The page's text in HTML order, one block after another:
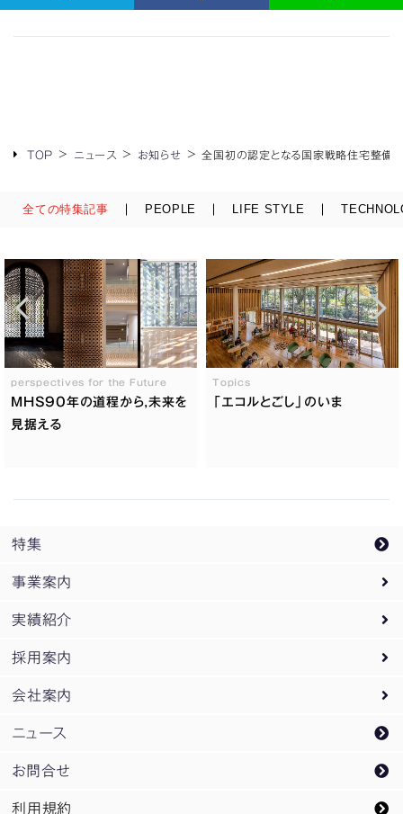
TOP ニュース お知らせ 全国初の認定となる国家戦略住宅整備
全ての特集記事 PEOPLE LIFE STYLE
perspectives for the Future
MHS90年の道程から,未来を
見据える
Topics
「エコルとごし」のいま
特集
事業案内
事業案内トップ
設計監理業務
PM/CM業務
企画開発業務
実績紹介
実績紹介トップ
オフィス・庁舎
教育・研究
スポーツ
空港・交通
採用案内
採用案内トップ
新卒採用
企業研究会ご案内
インターンシップ募集
会社案内
会社案内トップ
松田平田設計のDNA
概要
ニュース
お問合せ
利用規約